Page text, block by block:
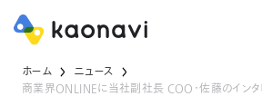
ホーム
ニュース
商業界ONLINEに当社副社長 COO・佐藤のインタ